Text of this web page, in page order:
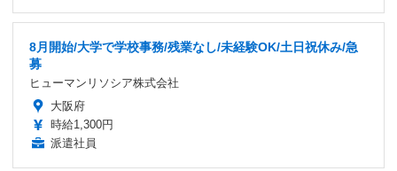
8月開始/大学で学校事務/残業なし/未経験OK/土日祝休み/急
募
ヒューマンリソシア株式会社
大阪府
時給1,300円
派遣社員